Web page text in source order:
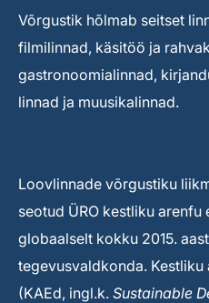
Võrgustik hõlmab seitset
filmilinnad, käsitöö ja
gastronoomialinnad,
linnad ja muusikalinnad.
Loovlinnade võrgustiku
seotud ÜRO kestliku
globaalselt kokku 2015.
tegevusvaldkonda. Kestliku
(KAEd, ingl.k. Sustainable